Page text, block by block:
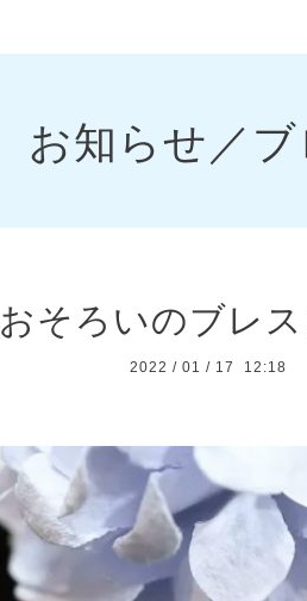
お知らせ／
おそろいのブレス
2022 / 01 / 17 12:18